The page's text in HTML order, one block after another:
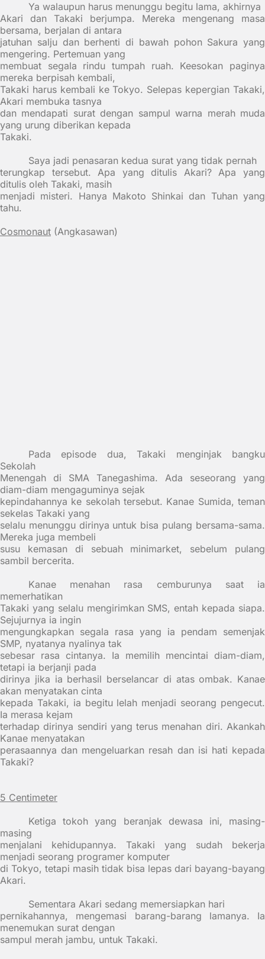
Ya walaupun harus menunggu begitu lama, akhirnya
Akari dan Takaki berjumpa. Mereka mengenang masa
bersama, berjalan di antara
jatuhan salju dan berhenti di bawah pohon Sakura yang
mengering. Pertemuan yang
membuat segala rindu tumpah ruah. Keesokan paginya
mereka berpisah kembali,
Takaki harus kembali ke Tokyo. Selepas kepergian Takaki,
Akari membuka tasnya
dan mendapati surat dengan sampul warna merah muda
yang urung diberikan kepada
Takaki.
Saya jadi penasaran kedua surat yang tidak pernah
terungkap tersebut. Apa yang ditulis Akari? Apa yang
ditulis oleh Takaki, masih
menjadi misteri. Hanya Makoto Shinkai dan Tuhan yang
tahu.
Cosmonaut (Angkasawan)
Pada episode dua, Takaki menginjak bangku
Sekolah
Menengah di SMA Tanegashima. Ada seseorang yang
diam-diam mengaguminya sejak
kepindahannya ke sekolah tersebut. Kanae Sumida, teman
sekelas Takaki yang
selalu menunggu dirinya untuk bisa pulang bersama-sama.
Mereka juga membeli
susu kemasan di sebuah minimarket, sebelum pulang
sambil bercerita.
Kanae menahan rasa cemburunya saat ia
memerhatikan
Takaki yang selalu mengirimkan SMS, entah kepada siapa.
Sejujurnya ia ingin
mengungkapkan segala rasa yang ia pendam semenjak
SMP, nyatanya nyalinya tak
sebesar rasa cintanya. Ia memilih mencintai diam-diam,
tetapi ia berjanji pada
dirinya jika ia berhasil berselancar di atas ombak. Kanae
akan menyatakan cinta
kepada Takaki, ia begitu lelah menjadi seorang pengecut.
Ia merasa kejam
terhadap dirinya sendiri yang terus menahan diri. Akankah
Kanae menyatakan
perasaannya dan mengeluarkan resah dan isi hati kepada
Takaki?
5 Centimeter
Ketiga tokoh yang beranjak dewasa ini, masing-
masing
menjalani kehidupannya. Takaki yang sudah bekerja
menjadi seorang programer komputer
di Tokyo, tetapi masih tidak bisa lepas dari bayang-bayang
Akari.
Sementara Akari sedang memersiapkan hari
pernikahannya, mengemasi barang-barang lamanya. Ia
menemukan surat dengan
sampul merah jambu, untuk Takaki.